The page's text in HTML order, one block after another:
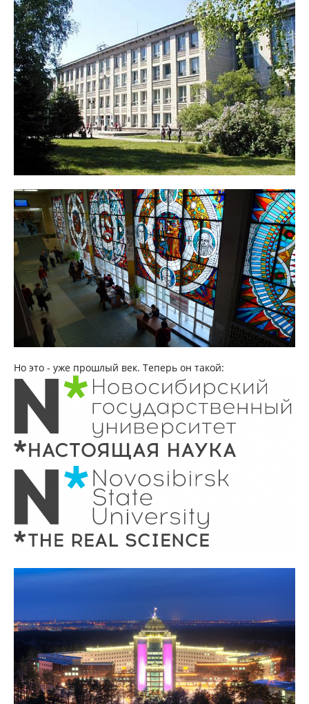
Но это - уже прошлый век. Теперь он такой: